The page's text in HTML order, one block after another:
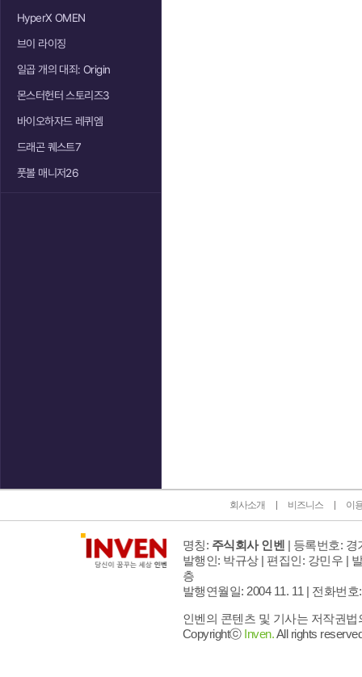
HyperX OMEN
브이 라이징
일곱 개의 대죄: Origin
몬스터헌터 스토리즈3
바이오하자드 레퀴엠
드래곤 퀘스트7
풋볼 매니저26
회사소개 비즈니스 이
명칭: 주식회사 인벤 | 등록번호: 경
발행인: 박규상 | 편집인: 강민우 |
층
발행연월일: 2004 11. 11 | 전화번호
인벤의 콘텐츠 및 기사는 저작권
Copyrightⓒ Inven.All rights